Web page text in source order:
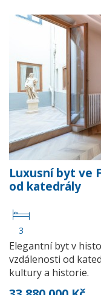
Luxusní byt ve
od katedrály
3
Elegantní byt v
vzdálenosti od
kultury a historie.